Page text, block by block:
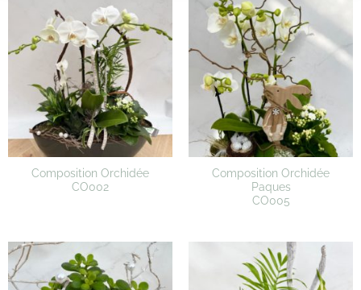
Composition Orchidée
CO002
Composition Orchidée
Paques
CO005